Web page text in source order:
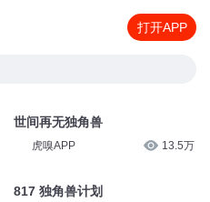
打开APP
世间再无独角兽
虎嗅APP 13.5万
817 独角兽计划